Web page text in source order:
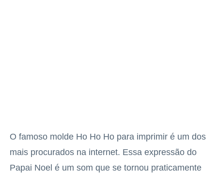
O famoso molde Ho Ho Ho para imprimir é um dos
mais procurados na internet. Essa expressão do
Papai Noel é um som que se tornou praticamente